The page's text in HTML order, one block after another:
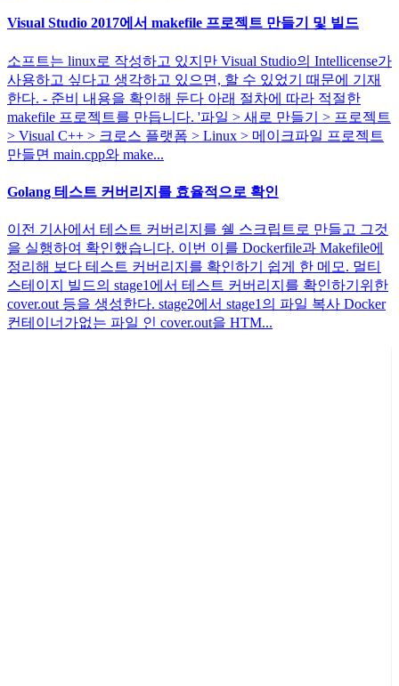
Visual Studio 2017에서 makefile 프로젝트 만들기 및 빌드
소프트는 linux로 작성하고 있지만 Visual Studio의 Intellicense가
사용하고 싶다고 생각하고 있으면, 할 수 있었기 때문에 기재
한다. - 준비 내용을 확인해 둔다 아래 절차에 따라 적절한
makefile 프로젝트를 만듭니다. '파일 > 새로 만들기 > 프로젝트
> Visual C++ > 크로스 플랫폼 > Linux > 메이크파일 프로젝트
만들면 main.cpp와 make...
Golang 테스트 커버리지를 효율적으로 확인
이전 기사에서 테스트 커버리지를 쉘 스크립트로 만들고 그것
을 실행하여 확인했습니다. 이번 이를 Dockerfile과 Makefile에
정리해 보다 테스트 커버리지를 확인하기 쉽게 한 메모. 멀티
스테이지 빌드의 stage1에서 테스트 커버리지를 확인하기위한
cover.out 등을 생성한다. stage2에서 stage1의 파일 복사 Docker
컨테이너가없는 파일 인 cover.out을 HTM...